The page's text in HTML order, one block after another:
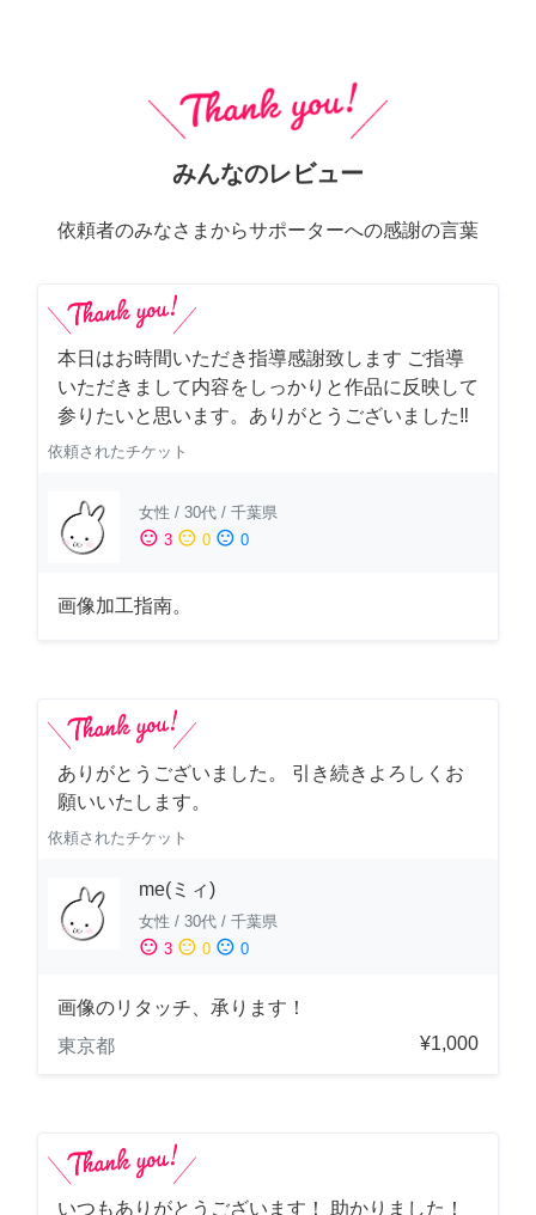
みんなのレビュー
依頼者のみなさまからサポーターへの感謝の言葉
本日はお時間いただき指導感謝致します ご指導
いただきまして内容をしっかりと作品に反映して
参りたいと思います。ありがとうございました‼️
依頼されたチケット
女性 / 30代 / 千葉県
sentiment_satisfied 3 sentiment_neutral 0 sentiment_dissatisfied 0
画像加工指南。
ありがとうございました。 引き続きよろしくお
願いいたします。
依頼されたチケット
me(ミィ)
女性 / 30代 / 千葉県
sentiment_satisfied 3 sentiment_neutral 0 sentiment_dissatisfied 0
画像のリタッチ、承ります！
東京都
¥1,000
いつもありがとうございます！ 助かりました！